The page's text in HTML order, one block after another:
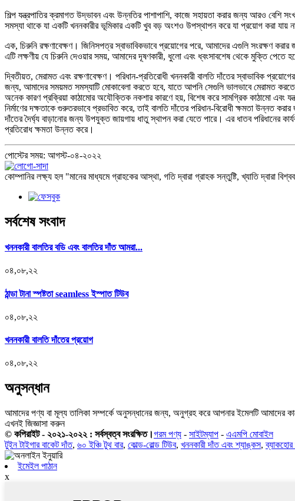
শিল্প যন্ত্রপাতির ক্রমাগত উদ্ভাবন এবং উন্নতির পাশাপাশি, কাজে সহায়তা করার জন্য আরও বেশি
সমস্যা থাকে যা একটি খননকারীর ভূমিকার একটি খুব বড় অংশও উপস্থাপন করে যা প্রয়োগ করা যায়
এক, চিরুনি রক্ষণাবেক্ষণ। জিনিসপত্র স্বাভাবিকভাবে প্রয়োগের পরে, আমাদের এগুলি সংরক্ষণ
এটি লক্ষণীয় যে চিরুনি দেওয়ার সময়, আমাদের দূষণকারী, ধুলো এবং ধ্বংসাবশেষ থেকে মুক্তি পেতে
দ্বিতীয়ত, মেরামত এবং রক্ষণাবেক্ষণ। পরিধান-প্রতিরোধী খননকারী বালতি দাঁতের স্বাভাবিক
জন্য, আমাদের সময়মত সমস্যাটি মোকাবেলা করতে হবে, যাতে আপনি সেগুলি ভালভাবে মেরামত করতে
অনেক কারণ প্রক্রিয়া কাঠামোর অযৌক্তিক নকশার কারণে হয়, বিশেষ করে সামগ্রিক কাঠামো এবং
নির্মাণের দক্ষতাকে গুরুতরভাবে প্রভাবিত করে, তাই বালতি দাঁতের পরিধান-বিরোধী ক্ষমতা উন্নত
দাঁতের দৈর্ঘ্য বাড়ানোর জন্য উপযুক্ত জায়গায় ধাতু স্থাপন করা যেতে পারে। এর ধাতব পরিধানের
প্রতিরোধ ক্ষমতা উন্নত করে।
পোস্টের সময়: আগস্ট-০৪-২০২২
কোম্পানির লক্ষ্য হল "মানের মাধ্যমে গ্রাহকের আস্থা, গতি দ্বারা গ্রাহক সন্তুষ্টি, খ্যাতি দ্বারা
সর্বশেষ সংবাদ
খননকারী বালতির বডি এবং বালতির দাঁত আমরা...
০৪,০৮,২২
ঠান্ডা টানা স্পষ্টতা seamless ইস্পাত টিউব
০৪,০৮,২২
খননকারী বালতি দাঁতের প্রয়োগ
০৪,০৮,২২
অনুসন্ধান
আমাদের পণ্য বা মূল্য তালিকা সম্পর্কে অনুসন্ধানের জন্য, অনুগ্রহ করে আপনার ইমেলটি আমাদের
এখনই জিজ্ঞাসা করুন
© কপিরাইট - ২০২১-২০২২ : সর্বস্বত্ব সংরক্ষিত।গরম পণ্য - সাইটম্যাপ - এএমপি মোবাইল
টুইন টাইগার বাকেট দাঁত, ৬০ ইঞ্চি টুথ বার, কোল্ড-রোল্ড টিউব, খননকারী দাঁত এবং শ্যাঙ্কস,
ইমেইল পাঠান
x